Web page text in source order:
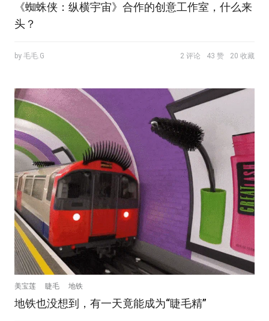
《蜘蛛侠：纵横宇宙》合作的创意工作室，什么来
头？
by 毛毛.G 2 评论 43 赞 20 收藏
美宝莲 睫毛 地铁
地铁也没想到，有一天竟能成为“睫毛精”